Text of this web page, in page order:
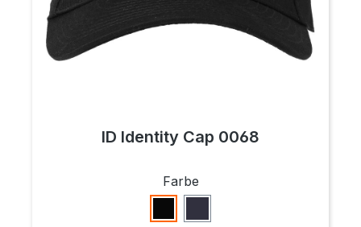
ID Identity Cap 0068
Farbeauswählen
Schwarz
Navy